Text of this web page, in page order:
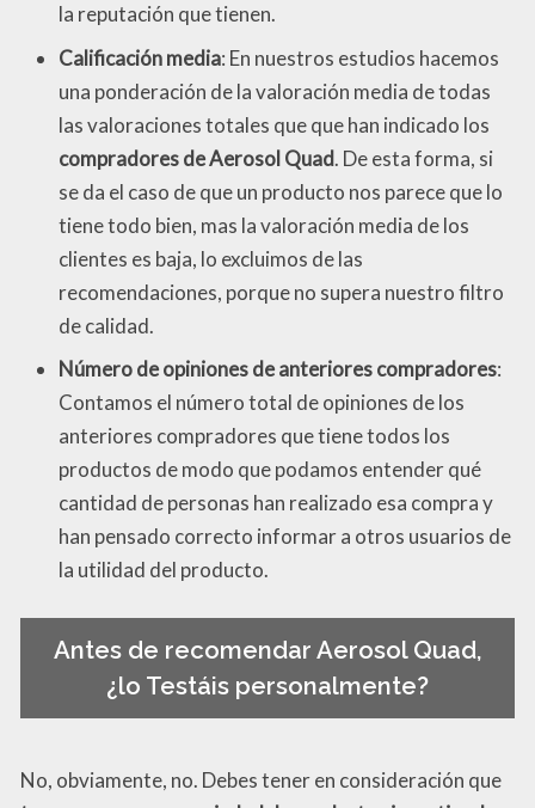
la reputación que tienen.
Calificación media: En nuestros estudios hacemos
una ponderación de la valoración media de todas
las valoraciones totales que que han indicado los
compradores de Aerosol Quad. De esta forma, si
se da el caso de que un producto nos parece que lo
tiene todo bien, mas la valoración media de los
clientes es baja, lo excluimos de las
recomendaciones, porque no supera nuestro filtro
de calidad.
Número de opiniones de anteriores compradores:
Contamos el número total de opiniones de los
anteriores compradores que tiene todos los
productos de modo que podamos entender qué
cantidad de personas han realizado esa compra y
han pensado correcto informar a otros usuarios de
la utilidad del producto.
Antes de recomendar Aerosol Quad,
¿lo Testáis personalmente?
No, obviamente, no. Debes tener en consideración que